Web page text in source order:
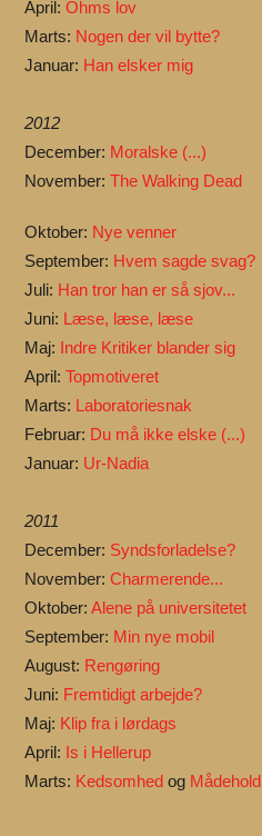
April:Ohms lov
Marts: Nogen der vil bytte?
Januar: Han elsker mig
2012
December: Moralske (...)
November:The Walking Dead
Oktober: Nye venner
September: Hvem sagde svag?
Juli: Han tror han er så sjov...
Juni: Læse, læse, læse
Maj: Indre Kritiker blander sig
April:Topmotiveret
Marts: Laboratoriesnak
Februar: Du må ikke elske (...)
Januar: Ur-Nadia
2011
December: Syndsforladelse?
November:Charmerende...
Oktober:Alene på universitetet
September: Min nye mobil
August: Rengøring
Juni: Fremtidigt arbejde?
Maj: Klip fra i lørdags
April: Is i Hellerup
Marts: Kedsomhed og Mådehold